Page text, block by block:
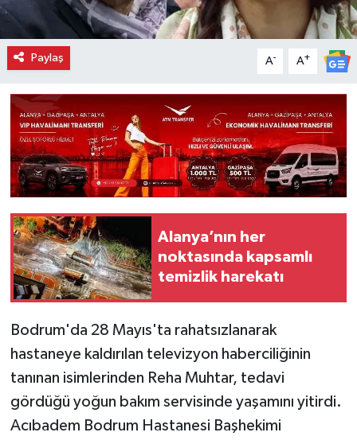
Paylaş A- A+
Alanya’nın her
noktasında kapsamlı
temizlik harekatı
Bodrum'da 28 Mayıs'ta rahatsızlanarak
hastaneye kaldırılan televizyon haberciliğinin
tanınan isimlerinden Reha Muhtar, tedavi
gördüğü yoğun bakım servisinde yaşamını yitirdi.
Acıbadem Bodrum Hastanesi Başhekimi